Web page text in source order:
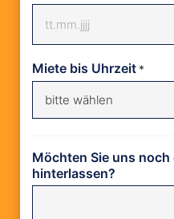
Miete bis Uhrzeit *
Möchten Sie uns
hinterlassen?